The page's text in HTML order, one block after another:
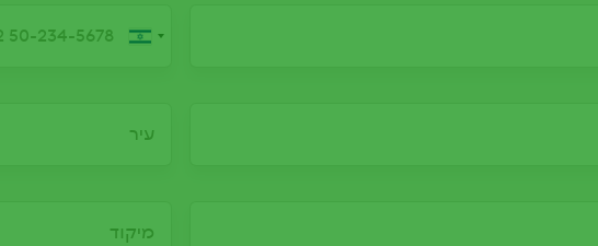
מספר טלפון
עיר
מיקוד